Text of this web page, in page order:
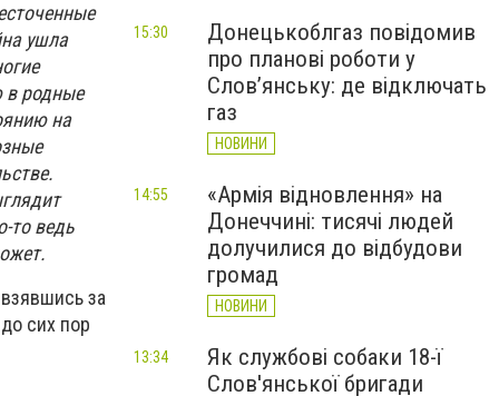
ушла
в родные
на
то ведь
за
сих пор
Донецькоблгаз повідомив
про планові роботи у
Слов’янську: де відключать
газ
НОВИНИ
15:30
«Армія відновлення» на
Донеччині: тисячі людей
долучилися до відбудови
громад
НОВИНИ
14:55
Як службові собаки 18-ї
Слов'янської бригади
13:34